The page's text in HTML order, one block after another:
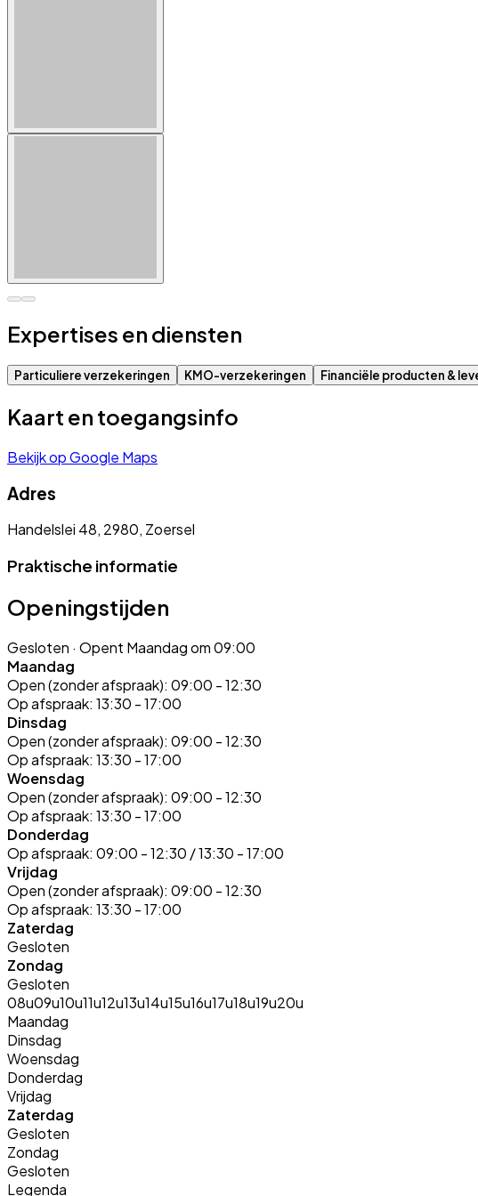
Expertises en diensten
Particuliere verzekeringen KMO-verzekeringen Financiële producten &
Kaart en toegangsinfo
Bekijk op Google Maps
Adres
Handelslei 48, 2980, Zoersel
Praktische informatie
Openingstijden
Gesloten · Opent Maandag om 09:00
Maandag
Open (zonder afspraak): 09:00 - 12:30
Op afspraak: 13:30 - 17:00
Dinsdag
Open (zonder afspraak): 09:00 - 12:30
Op afspraak: 13:30 - 17:00
Woensdag
Open (zonder afspraak): 09:00 - 12:30
Op afspraak: 13:30 - 17:00
Donderdag
Op afspraak: 09:00 - 12:30 / 13:30 - 17:00
Vrijdag
Open (zonder afspraak): 09:00 - 12:30
Op afspraak: 13:30 - 17:00
Zaterdag
Gesloten
Zondag
Gesloten
08u09u10u11u12u13u14u15u16u17u18u19u20u
Maandag
Dinsdag
Woensdag
Donderdag
Vrijdag
Zaterdag
Gesloten
Zondag
Gesloten
Legenda